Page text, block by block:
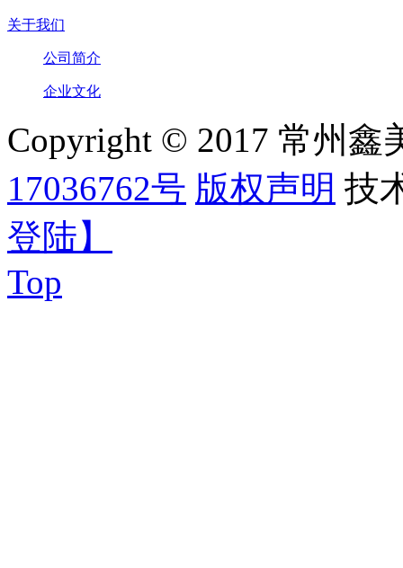
关于我们
公司简介
企业文化
Copyright © 2017 常州
17036762号 版权声明 技
登陆】
Top